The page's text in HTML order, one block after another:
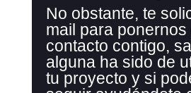
No obstante, te
mail para ponernos
contacto contigo,
alguna ha sido de
tu proyecto y si